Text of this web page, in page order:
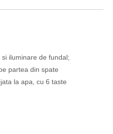
iluminare de fundal;
partea din spate
la apa, cu 6 taste